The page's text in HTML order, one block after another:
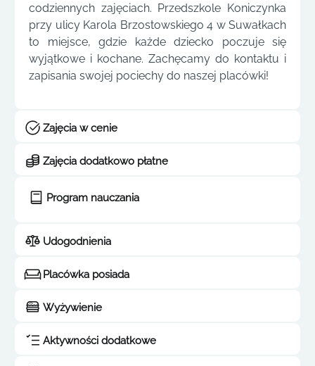
codziennych zajęciach. Przedszkole Koniczynka
przy ulicy Karola Brzostowskiego 4 w Suwałkach
to miejsce, gdzie każde dziecko poczuje się
wyjątkowe i kochane. Zachęcamy do kontaktu i
zapisania swojej pociechy do naszej placówki!
Zajęcia w cenie
Zajęcia dodatkowo płatne
Program nauczania
Udogodnienia
Placówka posiada
Wyżywienie
Aktywności dodatkowe